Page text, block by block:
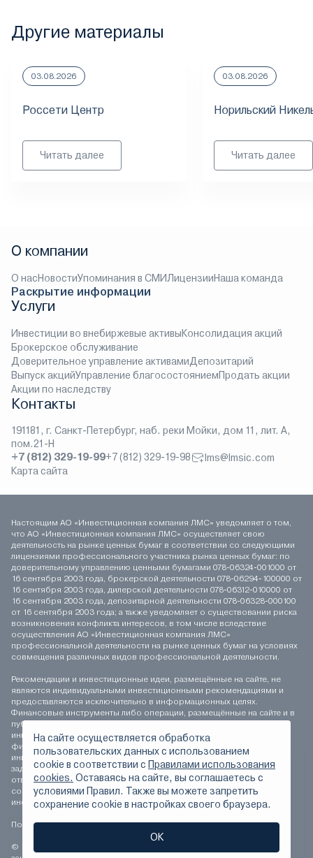
Другие материалы
03.08.2026
Россети Центр
Читать далее
03.08.2026
Норильский
Читать далее
О компании
О насНовостиУпоминания в СМИЛицензииНаша команда
Раскрытие информации
Услуги
Инвестиции во внебиржевые активыКонсолидация акций
Брокерское обслуживание
Доверительное управление активамиДепозитарий
Выпуск акцийУправление благосостояниемПродать акции
Акции по наследству
Контакты
191181, г. Санкт-Петербург, наб. реки Мойки, дом 11, лит. А,
пом.21-Н
+7 (812) 329-19-99+7 (812) 329-19-98
lms@lmsic.com
Карта сайта
Настоящим АО «Инвестиционная компания ЛМС» уведомляет о том,
что АО «Инвестиционная компания ЛМС» осуществляет свою
деятельность на рынке ценных бумаг в соответствии со следующими
лицензиями профессионального участника рынка ценных бумаг: по
доверительному управлению ценными бумагами 078-06324-001000 от
16 сентября 2003 года, брокерской деятельности 078-06294-100000 от
16 сентября 2003 года, дилерской деятельности 078-06312-010000 от
16 сентября 2003 года, депозитарной деятельности 078-06328-000100
от 16 сентября 2003 года; а также уведомляет о существовании риска
возникновения конфликта интересов, в том числе вследствие
осуществления АО «Инвестиционная компания ЛМС»
профессиональной деятельности на рынке ценных бумаг на условиях
совмещения различных видов профессиональной деятельности.
Рекомендации и инвестиционные идеи, размещённые на сайте, не
являются индивидуальными инвестиционными рекомендациями и
предоставляются исключительно в информационных целях.
Финансовые инструменты либо операции, размещённые на сайте и в
публикуемых материалах, могут не соответствовать вашему
инвестиционному профилю. Определение соответствия
финансового инструмента либо операции инвестиционным целям,
инвестиционному горизонту и толерантности к риску является
задачей инвестора. АО «Инвестиционная компания ЛМС» не несёт
ответственности за возможные убытки инвестора в случае
совершения операций, либо инвестирования в финансовые
инструменты, упомянутые на сайте и в публикуемых материалах.
Положение о персональных данных
© 1994-2026 АО «Инвестиционная компания ЛМС» Все права
На сайте осуществляется обработка
пользовательских данных с использованием
сookie в соответствии с Правилами использования
cookies. Оставаясь на сайте, вы соглашаетесь с
условиями Правил. Также вы можете запретить
сохранение сookie в настройках своего браузера.
ОК